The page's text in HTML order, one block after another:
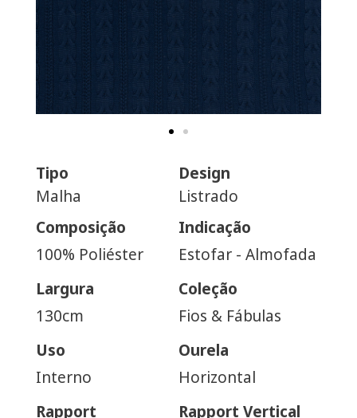
Tipo
Malha
Design
Listrado
Composição
100% Poliéster
Indicação
Estofar - Almofada
Largura
130cm
Coleção
Fios & Fábulas
Uso
Interno
Ourela
Horizontal
Rapport
Rapport Vertical